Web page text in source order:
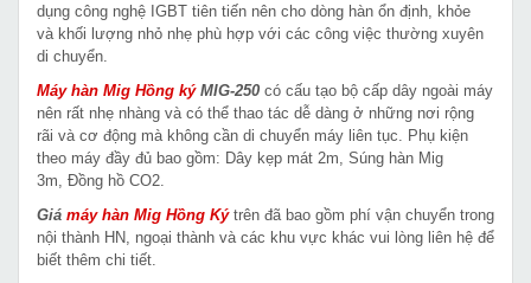
dụng công nghệ IGBT tiên tiến nên cho dòng hàn ổn định, khỏe
và khối lượng nhỏ nhẹ phù hợp với các công việc thường xuyên
di chuyển.
Máy hàn Mig Hồng kýMIG-250 có cấu tạo bộ cấp dây ngoài máy
nên rất nhẹ nhàng và có thể thao tác dễ dàng ở những nơi rộng
rãi và cơ động mà không cần di chuyển máy liên tục. Phụ kiện
theo máy đầy đủ bao gồm: Dây kẹp mát 2m, Súng hàn Mig
3m, Đồng hồ CO2.
Giá máy hàn Mig Hồng Ký trên đã bao gồm phí vận chuyển trong
nội thành HN, ngoại thành và các khu vực khác vui lòng liên hệ để
biết thêm chi tiết.